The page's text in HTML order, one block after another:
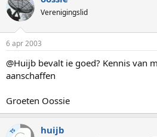
Verenigingslid
6 apr 2003
@Huijb bevalt ie goed? Kennis van
aanschaffen
Groeten Oossie
TS huijb